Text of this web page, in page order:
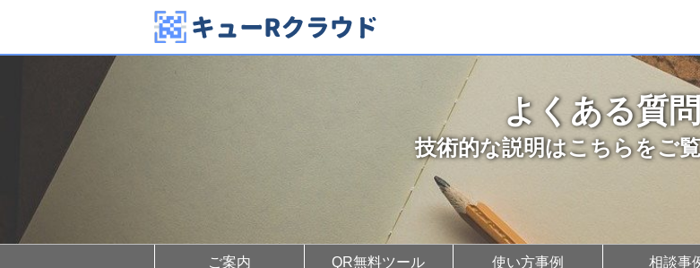
よくある質問
技術的な説明はこちらをご
ご案内 QR無料ツール 使い方事例 相談事